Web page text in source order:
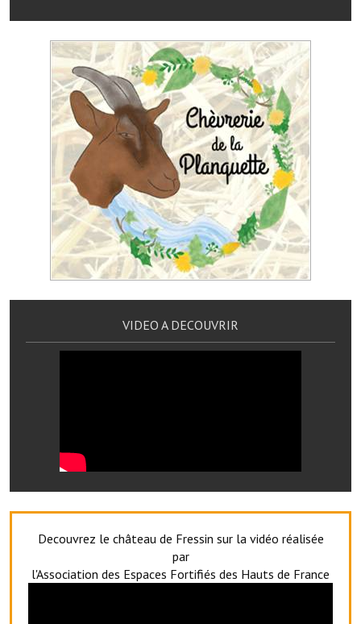
VILLE PRATIQUE
Services publics intercommunaux
Affaires scolaires, CCAS
Eaux, assainissement
France services
France Renov
Déchets ménagers, tri sélectif, encombrants
Services publics communaux
Urbanisme
Equipements sportifs
Commerçants, artisans
Commerces et professions libérales
VIDEO A DECOUVRIR
Decouvrez le château de Fressin sur la vidéo réalisée
par
l'Association des Espaces Fortifiés des Hauts de France